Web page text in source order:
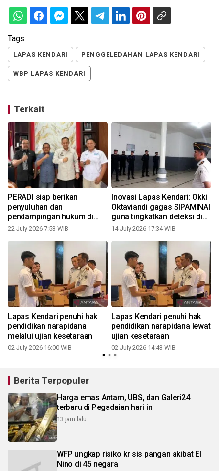
Tags:
LAPAS KENDARI PENGGELEDAHAN LAPAS KENDARI
WBP LAPAS KENDARI
Terkait
PERADI siap berikan
penyuluhan dan
pendampingan hukum di
lapas se-Sultra
22 July 2026 7:53 WIB
Inovasi Lapas Kendari: Okki
Oktaviandi gagas SIPAMINAl
guna tingkatkan deteksi dini
keamanan
14 July 2026 17:34 WIB
Lapas Kendari penuhi hak
pendidikan narapidana
melalui ujian kesetaraan
02 July 2026 16:00 WIB
Lapas Kendari penuhi hak
pendidikan narapidana lewat
ujian kesetaraan
02 July 2026 14:43 WIB
Berita Terpopuler
Harga emas Antam, UBS, dan Galeri24
terbaru di Pegadaian hari ini
13 jam lalu
WFP ungkap risiko krisis pangan akibat El
Nino di 45 negara